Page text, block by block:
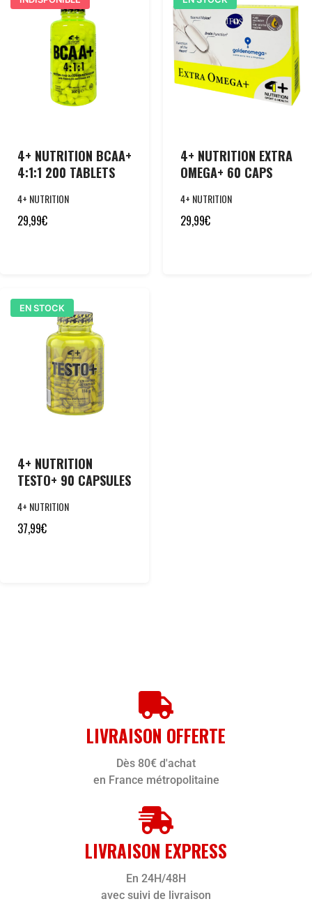
4+ NUTRITION BCAA+
4:1:1 200 TABLETS
4+ NUTRITION
29,99€
4+ NUTRITION EXTRA
OMEGA+ 60 CAPS
4+ NUTRITION
29,99€
EN STOCK
4+ NUTRITION
TESTO+ 90 CAPSULES
4+ NUTRITION
37,99€
LIVRAISON OFFERTE
Dès 80€ d'achat
en France métropolitaine
LIVRAISON EXPRESS
En 24H/48H
avec suivi de livraison